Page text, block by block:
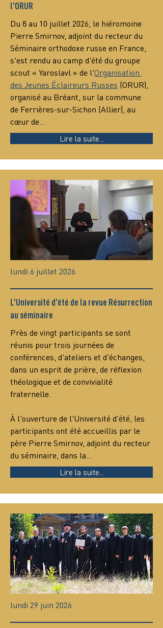
l'ORUR
Du 8 au 10 juillet 2026, le hiéromoine
Pierre Smirnov, adjoint du recteur du
Séminaire orthodoxe russe en France,
s'est rendu au camp d'été du groupe
scout « Yaroslavl » de l'Organisation
des Jeunes Éclaireurs Russes (ORUR),
organisé au Bréant, sur la commune
de Ferrières-sur-Sichon (Allier), au
cœur de…
Lire la suite...
lundi 6 juillet 2026
L'Université d'été de la revue Résurrection
au séminaire
Près de vingt participants se sont
réunis pour trois journées de
conférences, d'ateliers et d'échanges,
dans un esprit de prière, de réflexion
théologique et de convivialité
fraternelle.
À l'ouverture de l'Université d'été, les
participants ont été accueillis par le
père Pierre Smirnov, adjoint du recteur
du séminaire, dans la…
Lire la suite...
lundi 29 juin 2026